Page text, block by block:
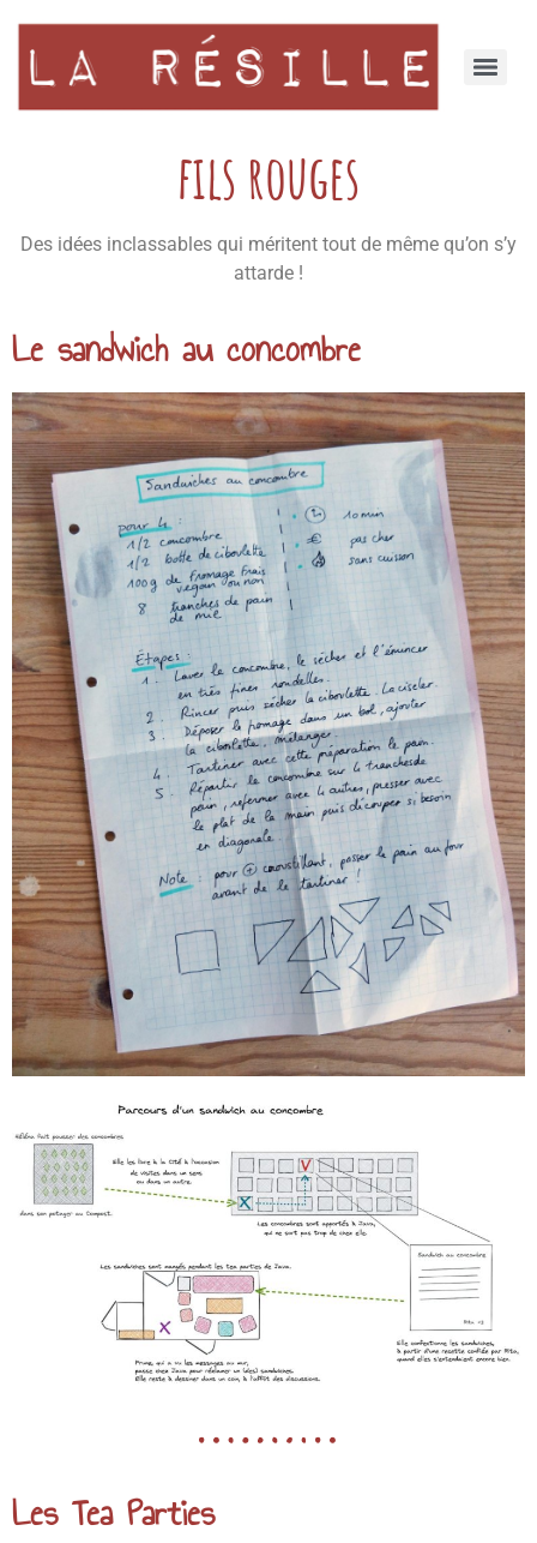
fils rouges
Des idées inclassables qui méritent tout de même qu’on s’y
attarde !
Le sandwich au concombre​
Les Tea Parties